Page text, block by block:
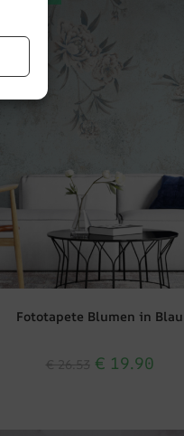
Fototapete Blumen in Blau
€ 19.90